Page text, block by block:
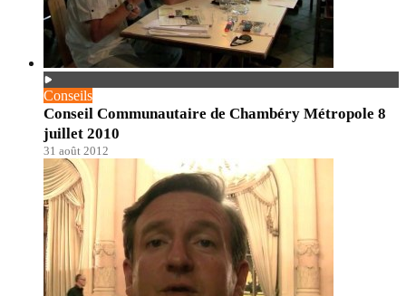
Conseils
Conseil Communautaire de Chambéry Métropole 8
juillet 2010
31 août 2012